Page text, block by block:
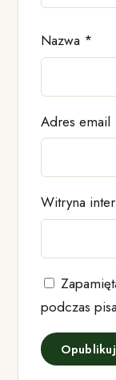
Nazwa *
Adres email
Witryna
podczas